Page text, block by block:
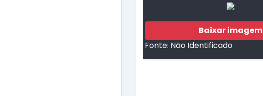
Baixar imagem
Fonte: Não Identificado